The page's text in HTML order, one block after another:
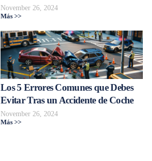
November 26, 2024
Más >>
Los 5 Errores Comunes que Debes
Evitar Tras un Accidente de Coche
November 26, 2024
Más >>